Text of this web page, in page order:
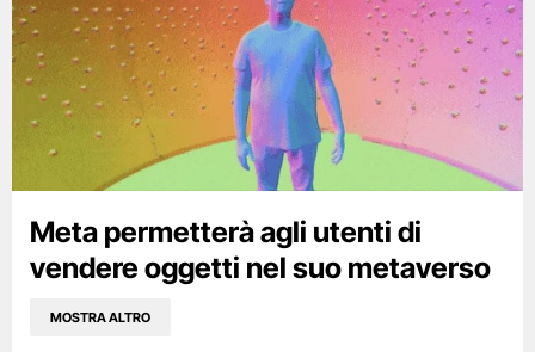
Meta permetterà agli utenti di
vendere oggetti nel suo metaverso
MOSTRA ALTRO